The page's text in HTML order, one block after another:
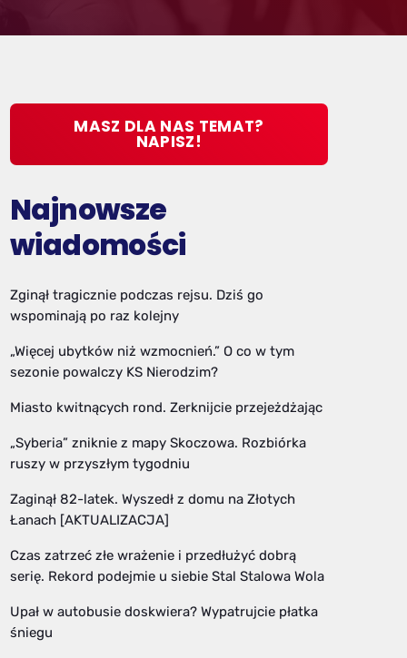
MASZ DLA NAS TEMAT?
NAPISZ!
Najnowsze
wiadomości
Zginął tragicznie podczas rejsu. Dziś go
wspominają po raz kolejny
„Więcej ubytków niż wzmocnień.” O co w tym
sezonie powalczy KS Nierodzim?
Miasto kwitnących rond. Zerknijcie przejeżdżając
„Syberia” zniknie z mapy Skoczowa. Rozbiórka
ruszy w przyszłym tygodniu
Zaginął 82-latek. Wyszedł z domu na Złotych
Łanach [AKTUALIZACJA]
Czas zatrzeć złe wrażenie i przedłużyć dobrą
serię. Rekord podejmie u siebie Stal Stalowa Wola
Upał w autobusie doskwiera? Wypatrujcie płatka
śniegu